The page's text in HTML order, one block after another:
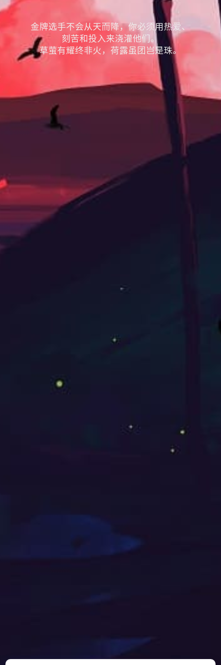
金牌选手不会从天而降，你必须用热爱、
刻苦和投入来浇灌他们。
草萤有耀终非火，荷露虽团岂是珠。